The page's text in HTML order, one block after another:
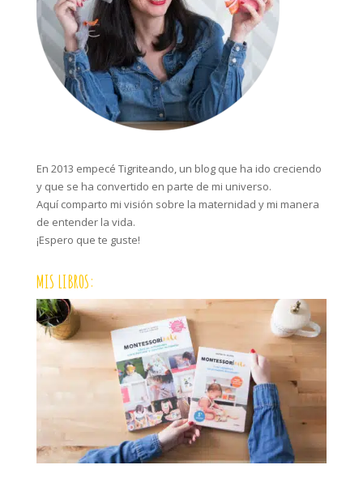
En 2013 empecé Tigriteando, un blog que ha ido creciendo
y que se ha convertido en parte de mi universo.
Aquí comparto mi visión sobre la maternidad y mi manera
de entender la vida.
¡Espero que te guste!
MIS LIBROS: